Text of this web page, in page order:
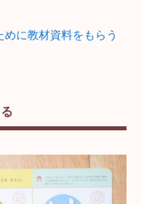
に教材資料をもらう